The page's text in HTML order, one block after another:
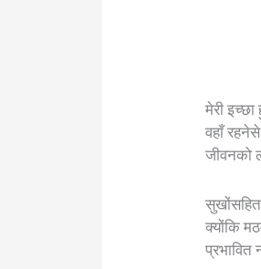
मेरी
वहाँ
जीवनको
सुखोंसहित
क्योंकि